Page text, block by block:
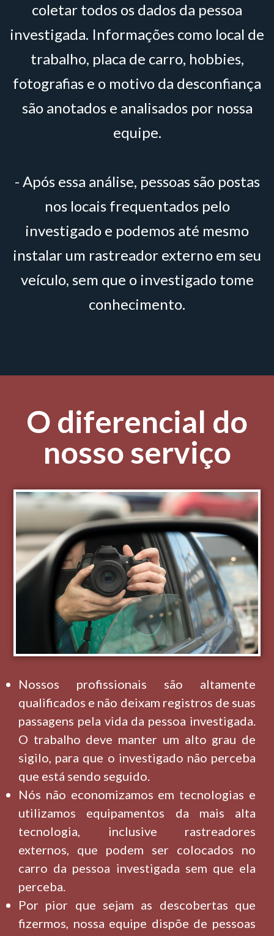
coletar todos os dados da pessoa
investigada. Informações como local de
trabalho, placa de carro, hobbies,
fotografias e o motivo da desconfiança
são anotados e analisados por nossa
equipe.
- Após essa análise, pessoas são postas
nos locais frequentados pelo
investigado e podemos até mesmo
instalar um rastreador externo em seu
veículo, sem que o investigado tome
conhecimento.
O diferencial do
nosso serviço
Nossos profissionais são altamente
qualificados e não deixam registros de suas
passagens pela vida da pessoa investigada.
O trabalho deve manter um alto grau de
sigilo, para que o investigado não perceba
que está sendo seguido.
Nós não economizamos em tecnologias e
utilizamos equipamentos da mais alta
tecnologia, inclusive rastreadores
externos, que podem ser colocados no
carro da pessoa investigada sem que ela
perceba.
Por pior que sejam as descobertas que
fizermos, nossa equipe dispõe de pessoas